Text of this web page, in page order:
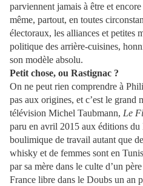
parviennent jamais à être et
même, partout, en toutes
électoraux, les alliances et petites
politique des arrière-cuisines,
son modèle absolu.
Petit chose, ou Rastignac ?
On ne peut rien comprendre à
pas aux origines, et c’est le
télévision Michel Taubmann, Le
paru en avril 2015 aux éditions
boulimique de travail autant que
whisky et de femmes sont en
par sa mère dans le culte d’un
France libre dans le Doubs un an